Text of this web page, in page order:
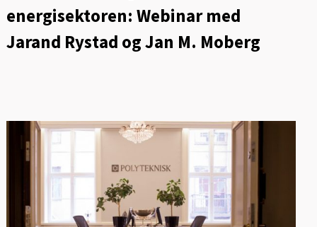
energisektoren: Webinar med
Jarand Rystad og Jan M. Moberg